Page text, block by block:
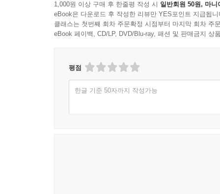
1,000원 이상 구매 후 한줄평 작성 시 일반회원 50원, 마니
eBook은 다운로드 후 작성한 리뷰만 YES포인트 지급됩니
클래스는 첫번째 회차 주문확정 시점부터 마지막 회차 주
eBook 페이백, CD/LP, DVD/Blu-ray, 패션 및 판매금지 상
평점
한글 기준 50자까지 작성가능